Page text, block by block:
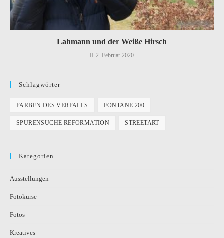
Lahmann und der Weiße Hirsch
2. Februar 2020
Schlagwörter
FARBEN DES VERFALLS FONTANE.200
SPURENSUCHE REFORMATION STREETART
Kategorien
Ausstellungen
Fotokurse
Fotos
Kreatives